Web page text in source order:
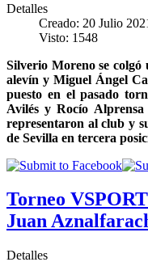
Detalles
Creado: 20 Julio
Visto: 1548
Silverio Moreno se colgó
alevín y Miguel Ángel
puesto en el pasado
Avilés y Rocío
representaron al club y
de Sevilla en tercera
Torneo
Juan
Detalles